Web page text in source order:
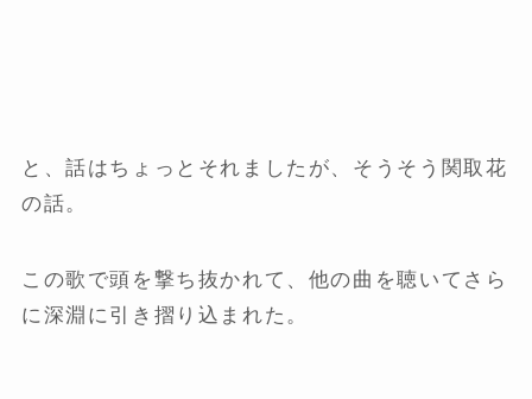
と、話はちょっとそれましたが、そうそう関取花
の話。
この歌で頭を撃ち抜かれて、他の曲を聴いてさら
に深淵に引き摺り込まれた。